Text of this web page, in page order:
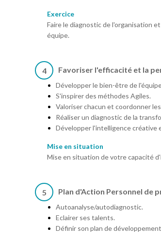
Exercice
Faire le diagnostic de l'organisation
équipe.
4 Favoriser l'efficacité et la
Développer le bien-être de
S'inspirer des méthodes Agiles.
Valoriser chacun et coordonner
Réaliser un diagnostic de la
Développer l'intelligence créative
Mise en situation
Mise en situation de votre capacité
5 Plan d'Action Personnel de
Autoanalyse/autodiagnostic.
Eclairer ses talents.
Définir son plan de